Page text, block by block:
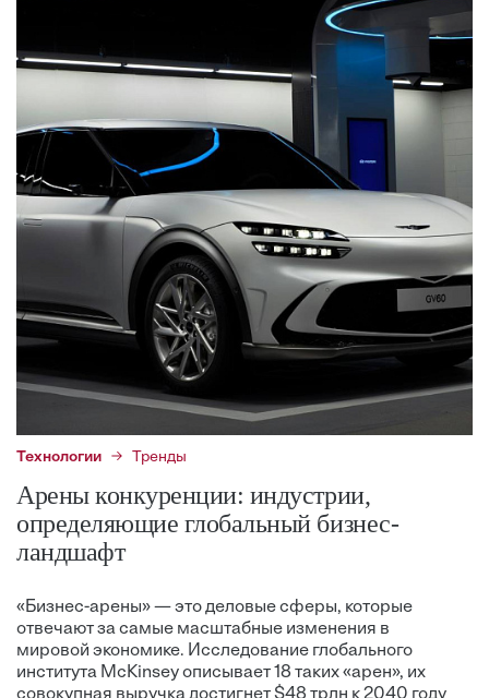
Технологии Тренды
Арены конкуренции: индустрии,
определяющие глобальный бизнес-
ландшафт
«Бизнес-арены» — это деловые сферы, которые
отвечают за самые масштабные изменения в
мировой экономике. Исследование глобального
института McKinsey описывает 18 таких «арен», их